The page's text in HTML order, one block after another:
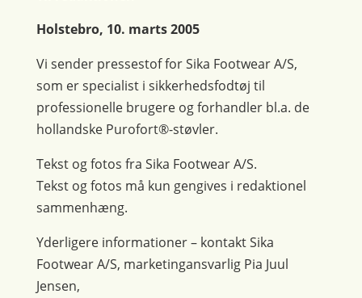
Holstebro, 10. marts 2005
Vi sender pressestof for Sika Footwear A/S,
som er specialist i sikkerhedsfodtøj til
professionelle brugere og forhandler bl.a. de
hollandske Purofort®-støvler.
Tekst og fotos fra Sika Footwear A/S.
Tekst og fotos må kun gengives i redaktionel
sammenhæng.
Yderligere informationer – kontakt Sika
Footwear A/S, marketingansvarlig Pia Juul
Jensen,